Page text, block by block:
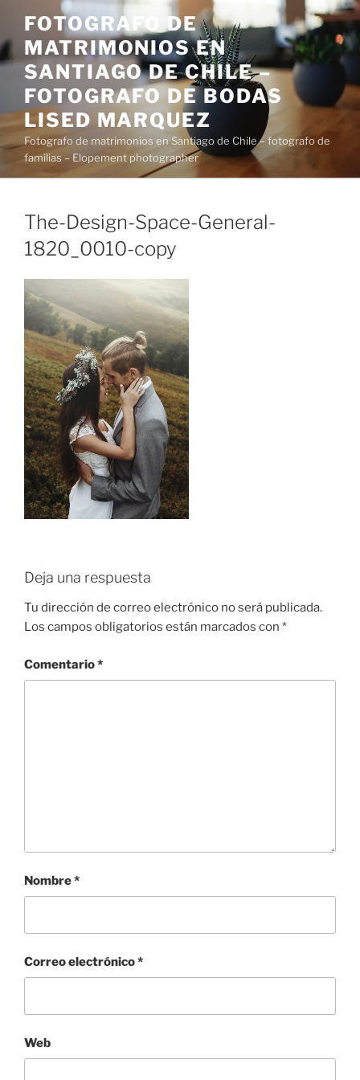
contenido
FOTOGRAFO DE
MATRIMONIOS EN
SANTIAGO DE CHILE –
FOTOGRAFO DE BODAS
LISED MARQUEZ
Fotografo de matrimonios en Santiago de Chile – fotografo de
familias – Elopement photographer
The-Design-Space-General-
1820_0010-copy
Deja una respuesta
Tu dirección de correo electrónico no será publicada.
Los campos obligatorios están marcados con *
Comentario*
Nombre*
Correo electrónico*
Web